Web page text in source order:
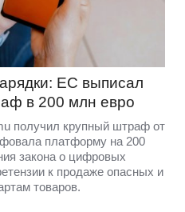
ЕС выписал
в 200 млн евро
получил крупный штраф от
платформу на 200
закона о цифровых
к продаже опасных и
товаров.